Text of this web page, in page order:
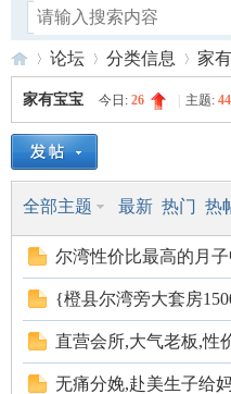
美
国
»
论坛 分类信息 家
家有宝宝 今日: 26 主题:
全部主题 最新 热门 热
尔湾性价比最高的月
{橙县尔湾旁大套房
直营会所,大气老板,性
无痛分娩,赴美生子给